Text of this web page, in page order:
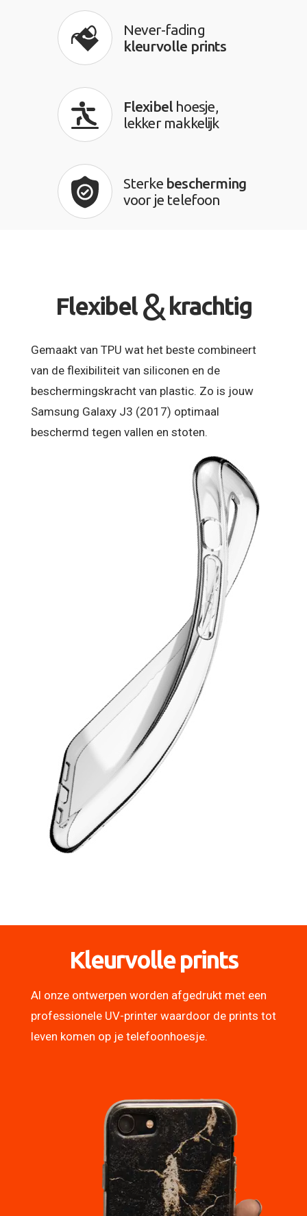
Never-fading
kleurvolle prints
Flexibelhoesje,
lekker makkelijk
Sterke bescherming
voor je telefoon
Flexibel & krachtig
Gemaakt van TPU wat het beste combineert
van de flexibiliteit van siliconen en de
beschermingskracht van plastic. Zo is jouw
Samsung Galaxy J3 (2017) optimaal
beschermd tegen vallen en stoten.
Kleurvolle prints
Al onze ontwerpen worden afgedrukt met een
professionele UV-printer waardoor de prints tot
leven komen op je telefoonhoesje.